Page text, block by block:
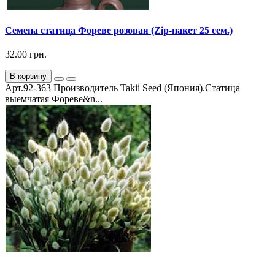
Семена статица Фореве розовая (Zip-пакет 25 сем.)
32.00 грн.
В корзину
Арт.92-363 Производитель Takii Seed (Япония).Статица
выемчатая Фореве&n...